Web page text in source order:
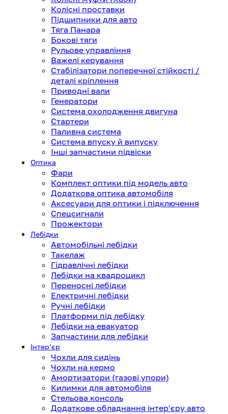
Колісні проставки
Підшипники для авто
Тяга Панара
Бокові тяги
Рульове управління
Важелі керування
Стабілізатори поперечної стійкості /
деталі кріплення
Приводні вали
Генератори
Система охолодження двигуна
Стартери
Паливна система
Система впуску й випуску
Інші запчастини підвіски
Оптика
Фари
Комплект оптики під модель авто
Додаткова оптика автомобіля
Аксесуари для оптики і підключення
Спецсигнали
Прожектори
Лебідки
Автомобільні лебідки
Такелаж
Гідравлічні лебідки
Лебідки на квадроцикл
Переносні лебідки
Електричні лебідки
Ручні лебідки
Платформи під лебідку
Лебідки на евакуатор
Запчастини для лебідки
Інтерʼєр
Чохли для сидінь
Чохли на кермо
Амортизатори (газові упори)
Килимки для автомобіля
Стельова консоль
Додаткове обладнання інтер'єру авто